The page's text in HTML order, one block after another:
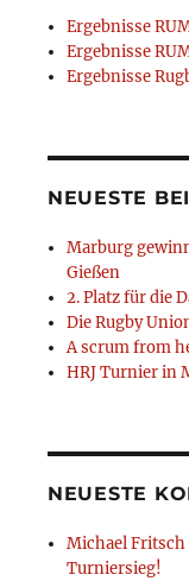
Ergebnisse
Ergebnisse
Ergebnisse
NEUESTE
Marburg
Gießen
2. Platz für die
Die Rugby
A scrum from
HRJ Turnier in
NEUESTE
Michael Fritsch
Turniersieg!